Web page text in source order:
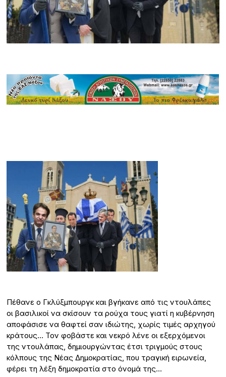
Πέθανε ο Γκλύξμπουργκ και βγήκανε από τις ντουλάπες
οι βασιλικοί να σκίσουν τα ρούχα τους γιατί η κυβέρνηση
αποφάσισε να θαφτεί σαν ιδιώτης, χωρίς τιμές αρχηγού
κράτους… Τον φοβάστε και νεκρό λένε οι εξερχόμενοι
της ντουλάπας, δημιουργώντας έτσι τριγμούς στους
κόλπους της Νέας Δημοκρατίας, που τραγική ειρωνεία,
φέρει τη λέξη δημοκρατία στο όνομά της…